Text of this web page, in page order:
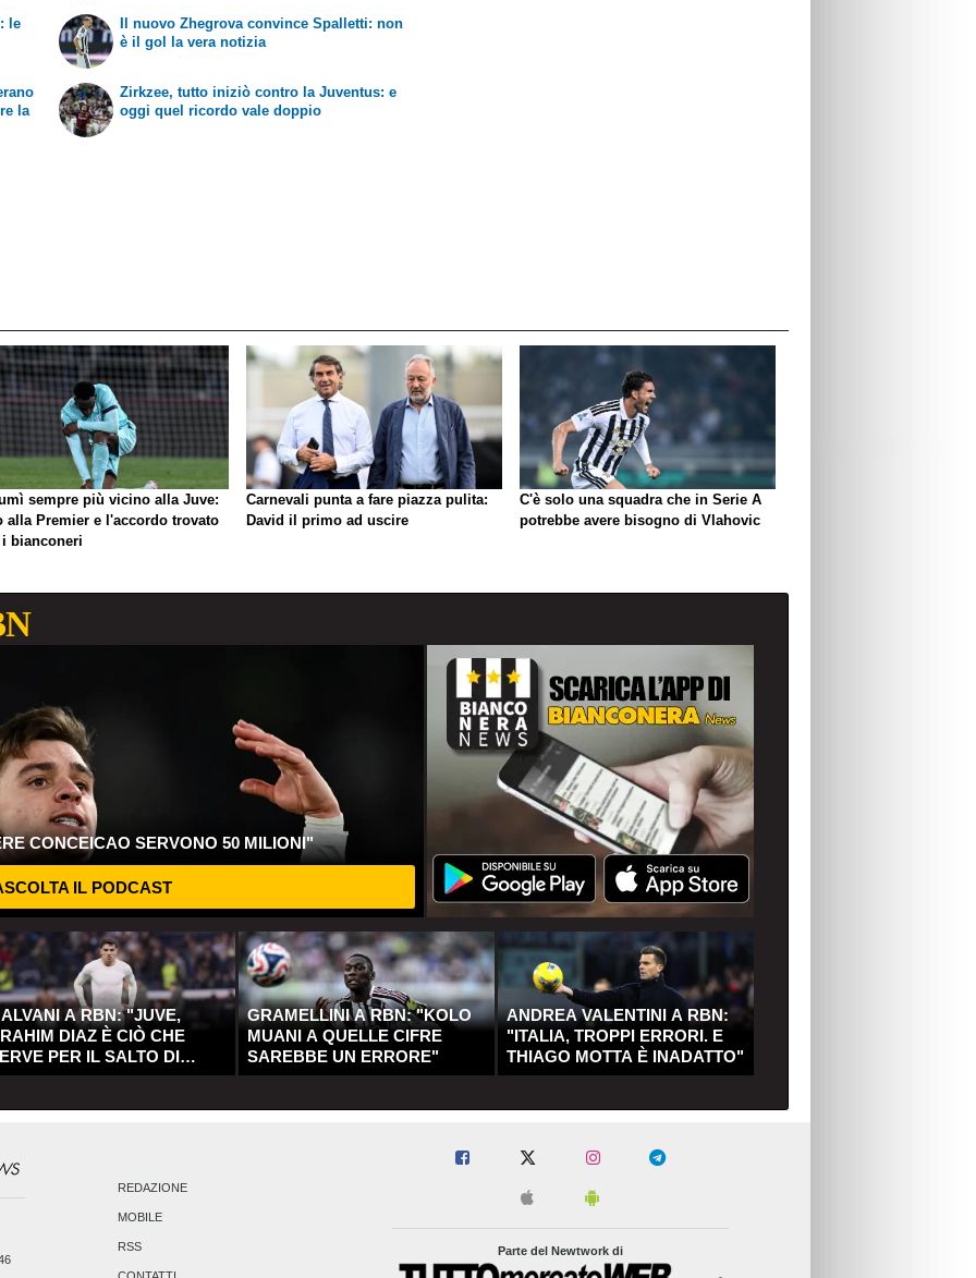
le
la
Il nuovo Zhegrova convince Spalletti: non
è il gol la vera notizia
Zirkzee, tutto iniziò contro la Juventus: e
oggi quel ricordo vale doppio
sempre più vicino alla Juve:
alla Premier e l'accordo trovato
bianconeri
Carnevali punta a fare piazza pulita:
David il primo ad uscire
C'è solo una squadra che in Serie A
potrebbe avere bisogno di Vlahovic
CONCEICAO SERVONO 50 MILIONI"
IL PODCAST
A RBN: "JUVE,
DIAZ È CIÒ CHE
PER IL SALTO DI
GRAMELLINI A RBN: "KOLO
MUANI A QUELLE CIFRE
SAREBBE UN ERRORE"
ANDREA VALENTINI A RBN:
"ITALIA, TROPPI ERRORI. E
THIAGO MOTTA È INADATTO"
REDAZIONE
MOBILE
RSS Parte del Newtwork di